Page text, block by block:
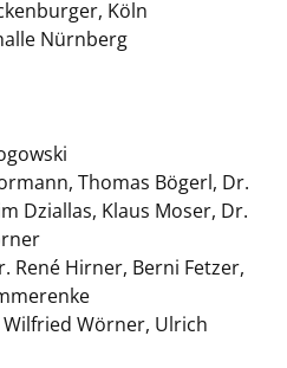
Köln
Nürnberg
Thomas Bögerl, Dr.
Dziallas, Klaus Moser, Dr.
René Hirner, Berni Fetzer,
Wörner, Ulrich